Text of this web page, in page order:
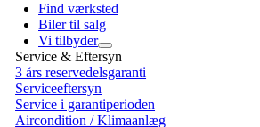
Find værksted
Biler til salg
Vi tilbyder
Service & Eftersyn
3 års reservedelsgaranti
Serviceeftersyn
Service i garantiperioden
Aircondition / Klimaanlæg